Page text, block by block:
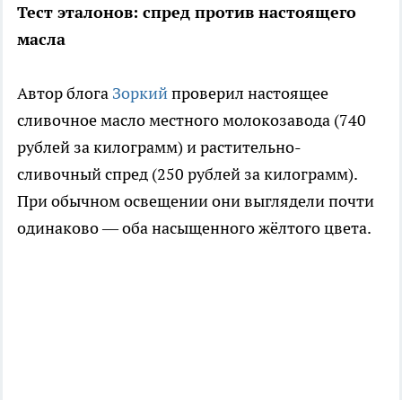
Тест эталонов: спред против настоящего
масла
Автор блога Зоркийпроверил настоящее
сливочное масло местного молокозавода (740
рублей за килограмм) и растительно-
сливочный спред (250 рублей за килограмм).
При обычном освещении они выглядели почти
одинаково — оба насыщенного жёлтого цвета.